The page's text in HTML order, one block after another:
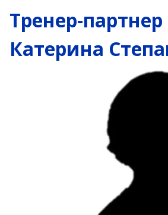
Тренер-партнер
Катерина